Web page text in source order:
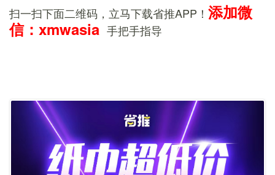
扫一扫下面二维码，立马下载省推APP！ 添加微
信：xmwasia 手把手指导